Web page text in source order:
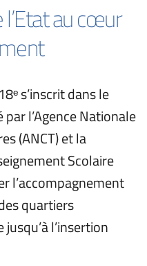
au cœur
s’inscrit dans le
l’Agence Nationale
(ANCT) et la
Scolaire
l’accompagnement
quartiers
l’insertion